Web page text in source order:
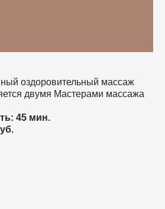
оздоровительный массаж
двумя Мастерами массажа
45 мин.